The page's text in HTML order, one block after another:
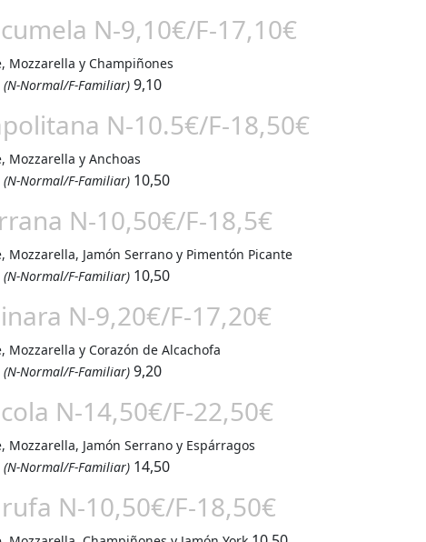
N-9,10€/F-17,10€
Mozzarella y Champiñones
Normal/F-Familiar) 9,10
N-10.5€/F-18,50€
Mozzarella y Anchoas
Normal/F-Familiar) 10,50
N-10,50€/F-18,5€
Mozzarella, Jamón Serrano y Pimentón Picante
Normal/F-Familiar) 10,50
N-9,20€/F-17,20€
Mozzarella y Corazón de Alcachofa
Normal/F-Familiar) 9,20
N-14,50€/F-22,50€
Mozzarella, Jamón Serrano y Espárragos
Normal/F-Familiar) 14,50
N-10,50€/F-18,50€